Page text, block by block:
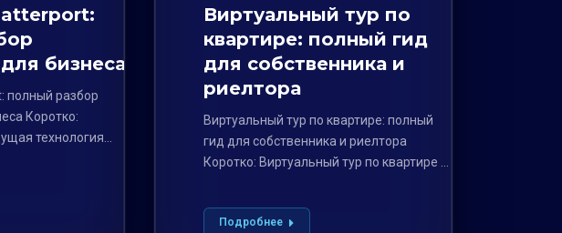
бизнеса
полный разбор
Коротко:
технология
Виртуальный тур по
квартире: полный гид
для собственника и
риелтора
Виртуальный тур по квартире: полный
гид для собственника и риелтора
Коротко: Виртуальный тур по квартире —
Подробнее